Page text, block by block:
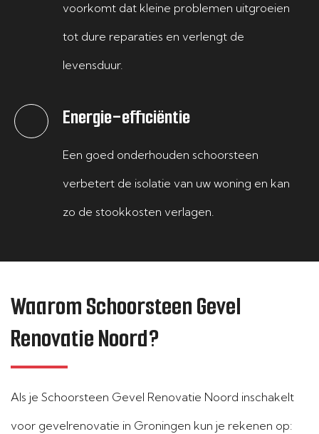
voorkomt dat kleine problemen uitgroeien
tot dure reparaties en verlengt de
levensduur.
Energie-efficiëntie
Een goed onderhouden schoorsteen
verbetert de isolatie van uw woning en kan
zo de stookkosten verlagen.
Waarom Schoorsteen Gevel
Renovatie Noord?
Als je Schoorsteen Gevel Renovatie Noord inschakelt
voor gevelrenovatie in Groningen kun je rekenen op: